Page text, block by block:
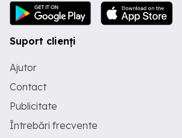
Suport clienți
Ajutor
Contact
Publicitate
Întrebări frecvente